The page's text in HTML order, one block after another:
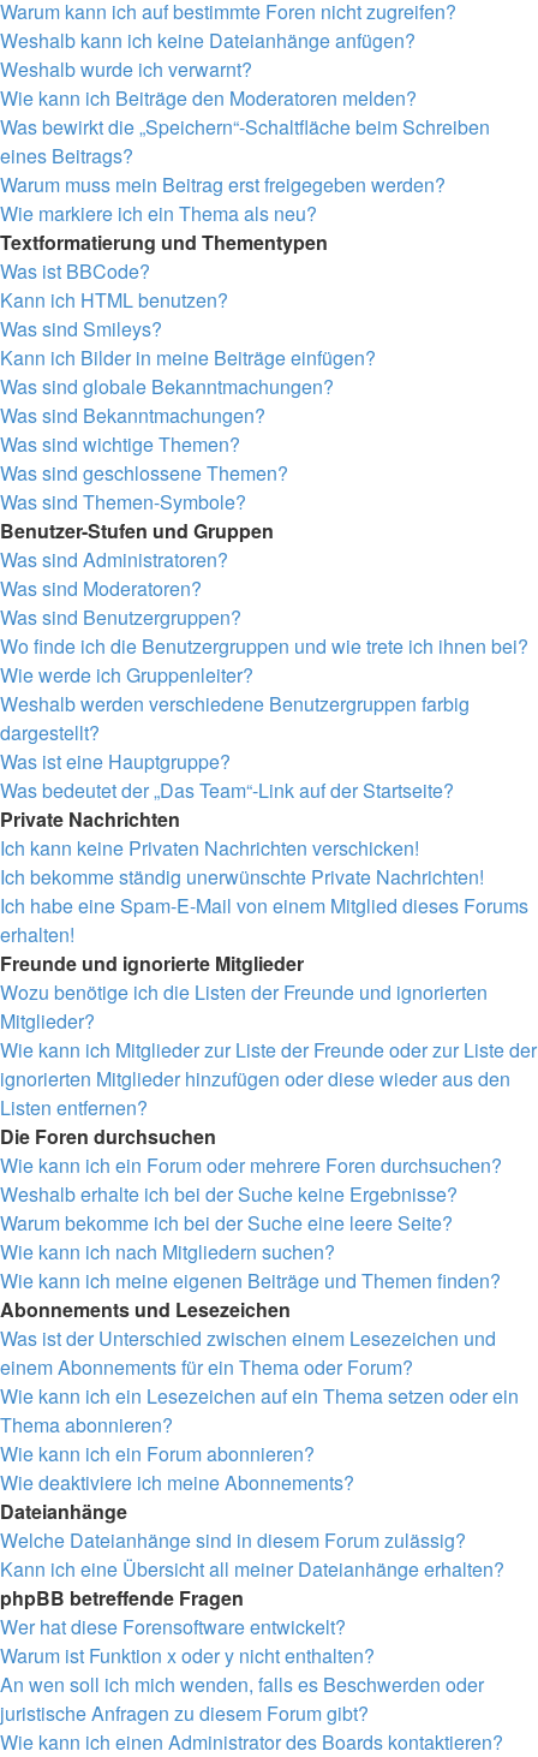
Warum kann ich auf bestimmte Foren nicht zugreifen?
Weshalb kann ich keine Dateianhänge anfügen?
Weshalb wurde ich verwarnt?
Wie kann ich Beiträge den Moderatoren melden?
Was bewirkt die „Speichern“-Schaltfläche beim Schreiben
eines Beitrags?
Warum muss mein Beitrag erst freigegeben werden?
Wie markiere ich ein Thema als neu?
Textformatierung und Thementypen
Was ist BBCode?
Kann ich HTML benutzen?
Was sind Smileys?
Kann ich Bilder in meine Beiträge einfügen?
Was sind globale Bekanntmachungen?
Was sind Bekanntmachungen?
Was sind wichtige Themen?
Was sind geschlossene Themen?
Was sind Themen-Symbole?
Benutzer-Stufen und Gruppen
Was sind Administratoren?
Was sind Moderatoren?
Was sind Benutzergruppen?
Wo finde ich die Benutzergruppen und wie trete ich ihnen bei?
Wie werde ich Gruppenleiter?
Weshalb werden verschiedene Benutzergruppen farbig
dargestellt?
Was ist eine Hauptgruppe?
Was bedeutet der „Das Team“-Link auf der Startseite?
Private Nachrichten
Ich kann keine Privaten Nachrichten verschicken!
Ich bekomme ständig unerwünschte Private Nachrichten!
Ich habe eine Spam-E-Mail von einem Mitglied dieses Forums
erhalten!
Freunde und ignorierte Mitglieder
Wozu benötige ich die Listen der Freunde und ignorierten
Mitglieder?
Wie kann ich Mitglieder zur Liste der Freunde oder zur Liste der
ignorierten Mitglieder hinzufügen oder diese wieder aus den
Listen entfernen?
Die Foren durchsuchen
Wie kann ich ein Forum oder mehrere Foren durchsuchen?
Weshalb erhalte ich bei der Suche keine Ergebnisse?
Warum bekomme ich bei der Suche eine leere Seite?
Wie kann ich nach Mitgliedern suchen?
Wie kann ich meine eigenen Beiträge und Themen finden?
Abonnements und Lesezeichen
Was ist der Unterschied zwischen einem Lesezeichen und
einem Abonnements für ein Thema oder Forum?
Wie kann ich ein Lesezeichen auf ein Thema setzen oder ein
Thema abonnieren?
Wie kann ich ein Forum abonnieren?
Wie deaktiviere ich meine Abonnements?
Dateianhänge
Welche Dateianhänge sind in diesem Forum zulässig?
Kann ich eine Übersicht all meiner Dateianhänge erhalten?
phpBB betreffende Fragen
Wer hat diese Forensoftware entwickelt?
Warum ist Funktion x oder y nicht enthalten?
An wen soll ich mich wenden, falls es Beschwerden oder
juristische Anfragen zu diesem Forum gibt?
Wie kann ich einen Administrator des Boards kontaktieren?